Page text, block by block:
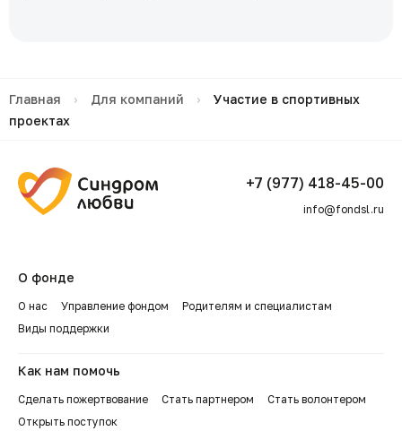
Главная › Для компаний ›
Участие в спортивных
проектах
+7 (977) 418-45-00
info@fondsl.ru
О фонде
О нас Управление фондом
Родителям и специалистам
Виды поддержки
Как нам помочь
Сделать пожертвование Стать партнером
Стать волонтером
Открыть поступок